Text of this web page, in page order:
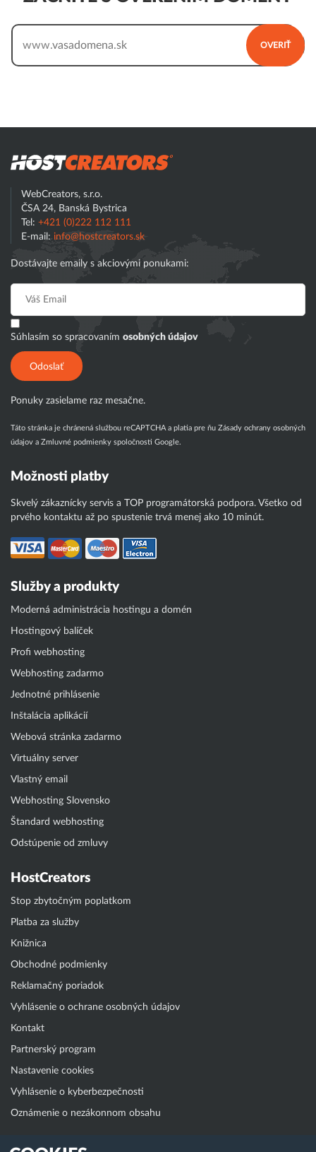
OVERIŤ
www.
WebCreators, s.r.o.
ČSA 24, Banská Bystrica
Tel: +421 (0)222 112 111
E-mail: info@hostcreators.sk
Dostávajte emaily s akciovými ponukami:
Súhlasím so spracovaním osobných údajov
Odoslať
Ponuky zasielame raz mesačne.
Táto stránka je chránená službou reCAPTCHA a platia pre ňu Zásady ochrany osobných
údajov a Zmluvné podmienky spoločnosti Google.
Možnosti platby
Skvelý zákaznícky servis a TOP programátorská podpora. Všetko od
prvého kontaktu až po spustenie trvá menej ako 10 minút.
Služby a produkty
Moderná administrácia hostingu a domén
Hostingový balíček
Profi webhosting
Webhosting zadarmo
Jednotné prihlásenie
Inštalácia aplikácií
Webová stránka zadarmo
Virtuálny server
Vlastný email
Webhosting Slovensko
Štandard webhosting
Odstúpenie od zmluvy
HostCreators
Stop zbytočným poplatkom
Platba za služby
Knižnica
Obchodné podmienky
Reklamačný poriadok
Vyhlásenie o ochrane osobných údajov
Kontakt
Partnerský program
Nastavenie cookies
Vyhlásenie o kyberbezpečnosti
Oznámenie o nezákonnom obsahu
Klientská zóna